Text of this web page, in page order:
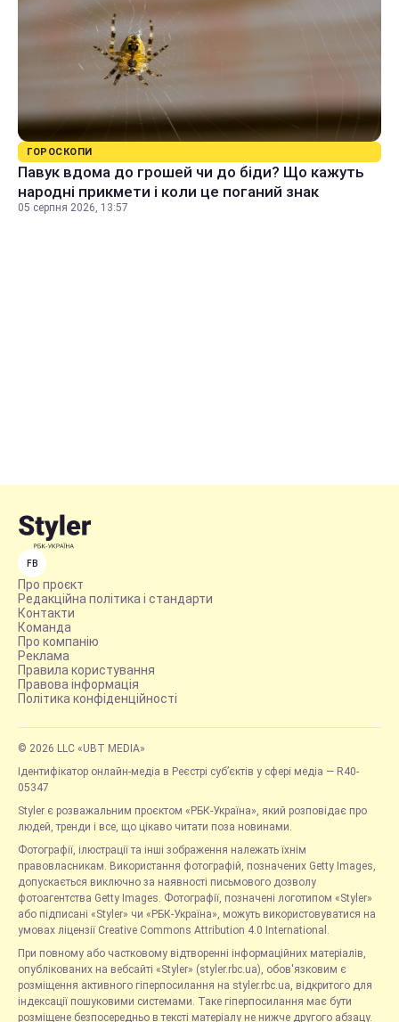
ГОРОСКОПИ
Павук вдома до грошей чи до біди? Що кажуть
народні прикмети і коли це поганий знак
05 серпня 2026, 13:57
FB
Про проєкт
Редакційна політика і стандарти
Контакти
Команда
Про компанію
Реклама
Правила користування
Правова інформація
Політика конфіденційності
© 2026 LLC «UBT MEDIA»
Ідентифікатор онлайн-медіа в Реєстрі суб’єктів у сфері медіа — R40-
05347
Styler є розважальним проєктом «РБК-Україна», який розповідає про
людей, тренди і все, що цікаво читати поза новинами.
Фотографії, ілюстрації та інші зображення належать їхнім
правовласникам. Використання фотографій, позначених Getty Images,
допускається виключно за наявності письмового дозволу
фотоагентства Getty Images. Фотографії, позначені логотипом «Styler»
або підписані «Styler» чи «РБК-Україна», можуть використовуватися на
умовах ліцензії Creative Commons Attribution 4.0 International.
При повному або частковому відтворенні інформаційних матеріалів,
опублікованих на вебсайті «Styler» (styler.rbc.ua), обов'язковим є
розміщення активного гіперпосилання на styler.rbc.ua, відкритого для
індексації пошуковими системами. Таке гіперпосилання має бути
розміщене безпосередньо в тексті матеріалу не нижче другого абзацу.